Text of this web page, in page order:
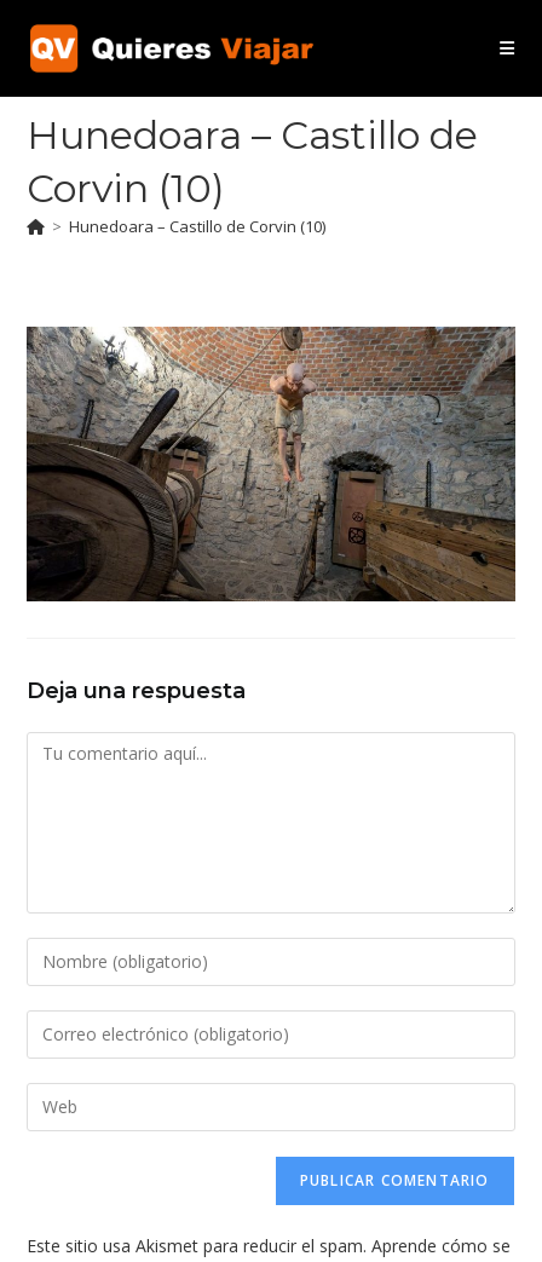
contenido
Hunedoara – Castillo de
Corvin (10)
> Hunedoara – Castillo de Corvin (10)
Deja una respuesta
Comentario
Introduce
tu
nombre
de
usuario
Introduce
tu
dirección
de
comentar
Introduce
la
web
Este sitio usa Akismet para reducir el spam.Aprende cómo se